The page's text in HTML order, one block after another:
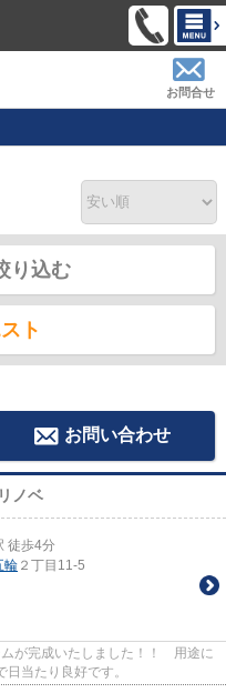
お問合せ
り込む
ト
お問い合わせ
ノベ
徒歩4分
輪 ２丁目11-5
が完成いたしました！！ 用途に
当たり良好です。